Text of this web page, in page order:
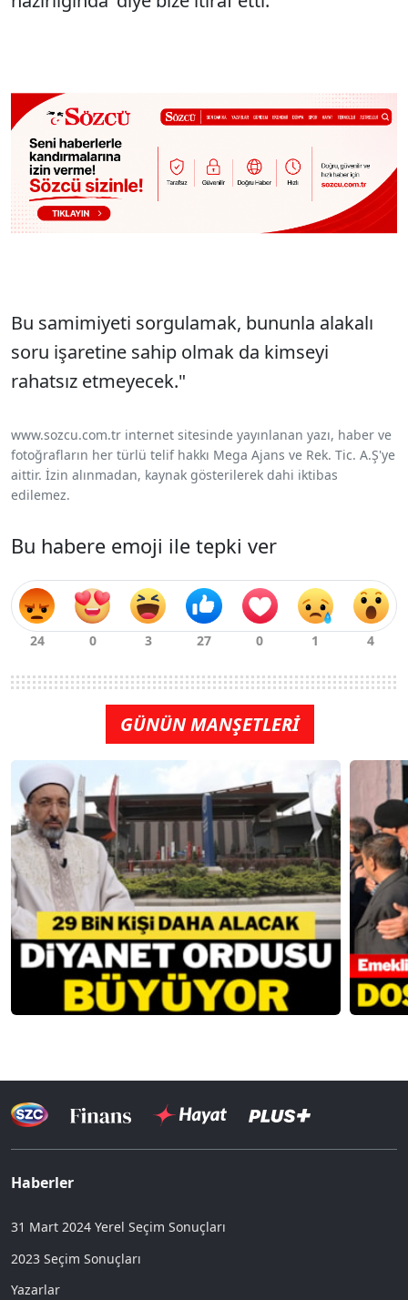
Bu samimiyeti sorgulamak, bununla alakalı
soru işaretine sahip olmak da kimseyi
rahatsız etmeyecek."
www.sozcu.com.tr internet sitesinde yayınlanan yazı, haber ve
fotoğrafların her türlü telif hakkı Mega Ajans ve Rek. Tic. A.Ş'ye
aittir. İzin alınmadan, kaynak gösterilerek dahi iktibas
edilemez.
Bu habere emoji ile tepki ver
GÜNÜN MANŞETLERİ
Haberler
31 Mart 2024 Yerel Seçim Sonuçları
2023 Seçim Sonuçları
Yazarlar